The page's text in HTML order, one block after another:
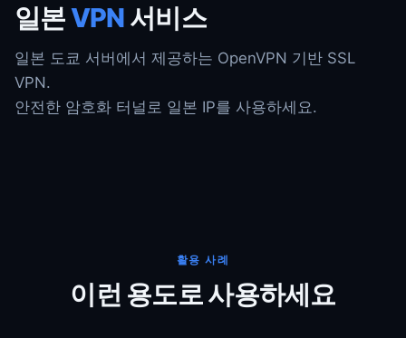
일본VPN 서비스
일본 도쿄 서버에서 제공하는 OpenVPN 기반 SSL
VPN.
안전한 암호화 터널로 일본 IP를 사용하세요.
활용 사례
이런 용도로 사용하세요